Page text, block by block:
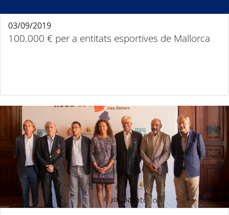
100.000 € per a entitats esportives de Mallorca
03/09/2019